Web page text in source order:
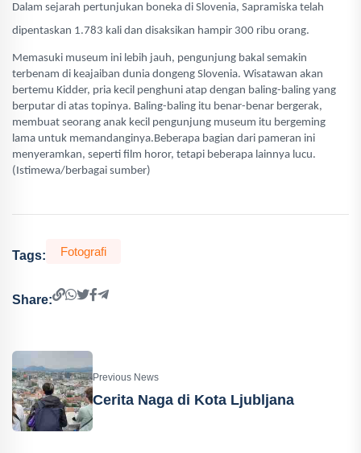
Dalam sejarah pertunjukan boneka di Slovenia, Sapramiska telah
dipentaskan 1.783 kali dan disaksikan hampir 300 ribu orang.
Memasuki museum ini lebih jauh, pengunjung bakal semakin
terbenam di keajaiban dunia dongeng Slovenia. Wisatawan akan
bertemu Kidder, pria kecil penghuni atap dengan baling-baling yang
berputar di atas topinya. Baling-baling itu benar-benar bergerak,
membuat seorang anak kecil pengunjung museum itu bergeming
lama untuk memandanginya.Beberapa bagian dari pameran ini
menyeramkan, seperti film horor, tetapi beberapa lainnya lucu.
(Istimewa/berbagai sumber)
Tags: Fotografi
Share:
Previous News
Cerita Naga di Kota Ljubljana